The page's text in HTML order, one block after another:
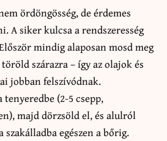
ördöngösség, de érdemes
A siker kulcsa a rendszeresség
mindig alaposan mosd meg
szárazra – így az olajok és
jobban felszívódnak.
(2-5 csepp,
majd dörzsöld el, és alulról
szakálladba egészen a bőrig.